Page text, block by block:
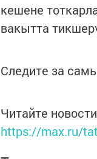
кешене
вакытта
Следите за
Читайте
https://max.ru/